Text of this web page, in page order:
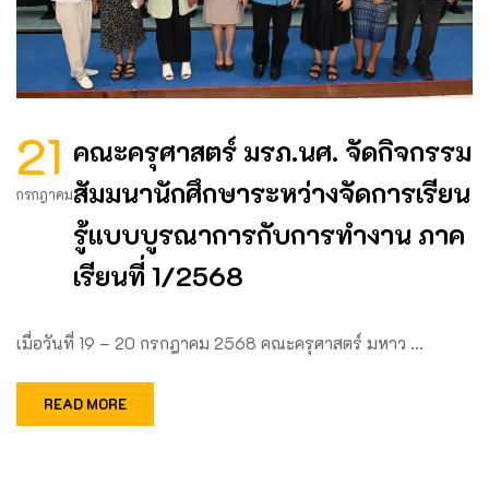
21
กรกฎาคม
คณะครุศาสตร์ มรภ.นศ. จัดกิจกรรม
สัมมนานักศึกษาระหว่างจัดการเรียน
รู้แบบบูรณาการกับการทำงาน ภาค
เรียนที่ 1/2568
เมื่อวันที่ 19 – 20 กรกฎาคม 2568 คณะครุศาสตร์ มหาว …
READ MORE